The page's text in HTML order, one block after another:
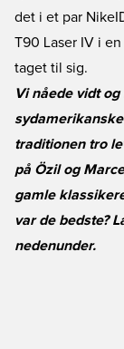
det i et par
T90 Laser IV i
taget til sig.
Vi nåede vidt
traditionen tro
på Özil og
gamle
var de bedste?
nedenunder.